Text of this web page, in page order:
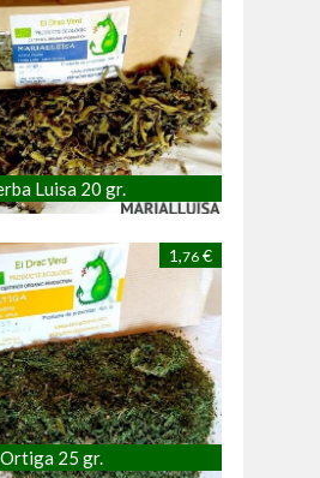
Luisa 20 gr.
1,76 €
Ortiga 25 gr.